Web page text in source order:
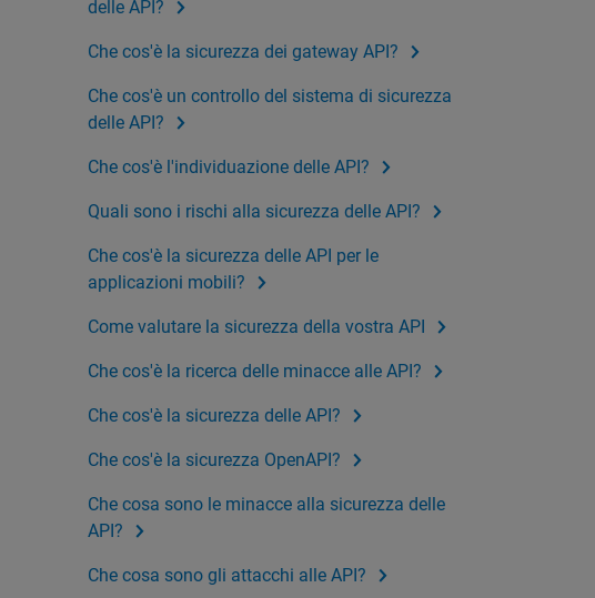
delle API?
Che cos'è la sicurezza dei gateway API?
Che cos'è un controllo del sistema di sicurezza
delle API?
Che cos'è l'individuazione delle API?
Quali sono i rischi alla sicurezza delle API?
Che cos'è la sicurezza delle API per le
applicazioni mobili?
Come valutare la sicurezza della vostra API
Che cos'è la ricerca delle minacce alle API?
Che cos'è la sicurezza delle API?
Che cos'è la sicurezza OpenAPI?
Che cosa sono le minacce alla sicurezza delle
API?
Che cosa sono gli attacchi alle API?